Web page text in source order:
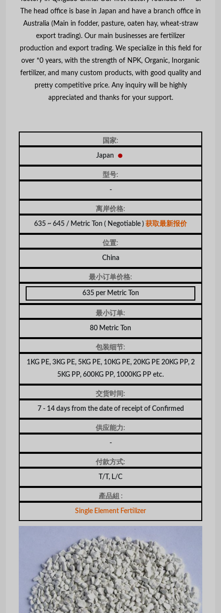
The head office is base in Japan and have a branch office in
Australia (Main in fodder, pasture, oaten hay, wheat-straw
export trading). Our main businesses are fertilizer
production and export trading. We specialize in this field for
over *0 years, with the strength of NPK, Organic, Inorganic
fertilizer, and many custom products, with good quality and
pretty competitive price. Any inquiry will be highly
appreciated and thanks for your support.
国家:
Japan
型号:
-
离岸价格:
635 ~ 645 / Metric Ton ( Negotiable ) 获取最新报价
位置:
China
最小订单价格:
635 per Metric Ton
最小订单:
80 Metric Ton
包装细节:
1KG PE, 3KG PE, 5KG PE, 10KG PE, 20KG PE 20KG PP, 2
5KG PP, 600KG PP, 1000KG PP etc.
交货时间:
7 - 14 days from the date of receipt of Confirmed
供应能力:
-
付款方式:
T/T, L/C
產品組 :
Single Element Fertilizer